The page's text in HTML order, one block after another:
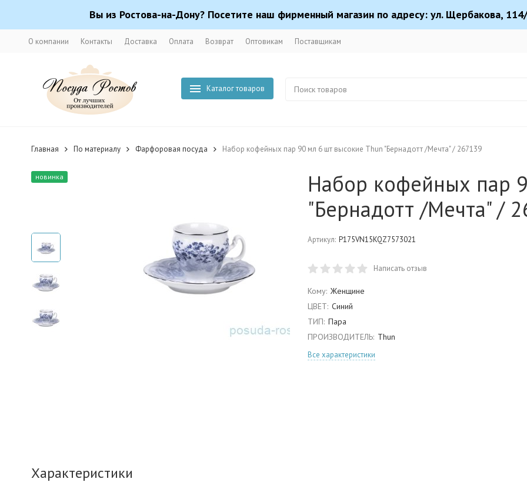
Вы из Ростова-на-Дону? Посетите наш фирменный магазин по адресу: ул. Щербакова,
О компании Контакты Доставка Оплата Возврат Оптовикам Поставщикам
Каталог товаров
Главная По материалу Фарфоровая посуда Набор кофейных пар 90 мл 6 шт высокие Thun "Бернадотт /Мечта" / 267139
новинка
Набор кофейных пар
"Бернадотт /Мечта" /
Артикул: P175VN15KQZ7573021
Написать отзыв
Кому: Женщине
ЦВЕТ: Синий
ТИП: Пара
ПРОИЗВОДИТЕЛЬ: Thun
Все характеристики
Характеристики